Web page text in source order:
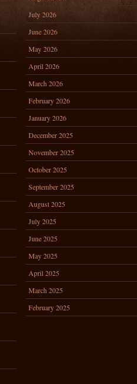
July 2026
June 2026
May 2026
April 2026
March 2026
February 2026
January 2026
December 2025
November 2025
October 2025
September 2025
August 2025
July 2025
June 2025
May 2025
April 2025
March 2025
February 2025